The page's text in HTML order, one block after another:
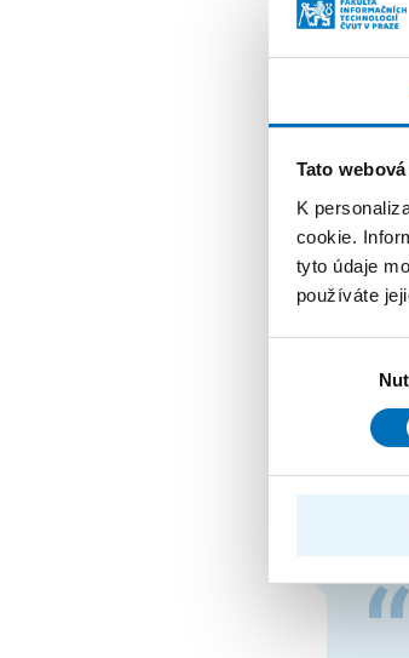
Tato
K
cookie.
tyto údaje
používáte
Pavel
dopravy.